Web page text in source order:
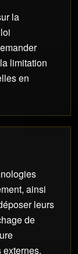
la
limitation
en
ainsi
leurs
de
externes.